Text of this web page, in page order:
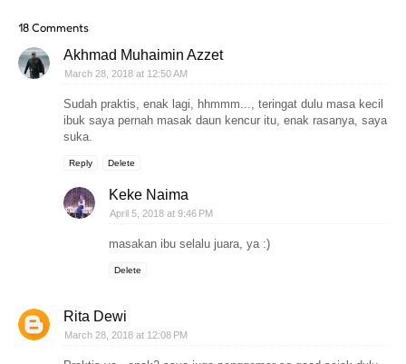
18 Comments
Akhmad Muhaimin Azzet
March 28, 2018 at 12:50 AM
Sudah praktis, enak lagi, hhmmm..., teringat dulu masa kecil
ibuk saya pernah masak daun kencur itu, enak rasanya, saya
suka.
Reply Delete
Keke Naima
April 5, 2018 at 9:46 PM
masakan ibu selalu juara, ya :)
Delete
Rita Dewi
March 28, 2018 at 12:08 PM